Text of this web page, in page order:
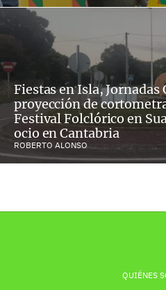
Fiestas en Isla, Jornadas
proyección de
Festival Folclórico en
ocio en Cantabria
ROBERTO ALONSO
QUIÉNES